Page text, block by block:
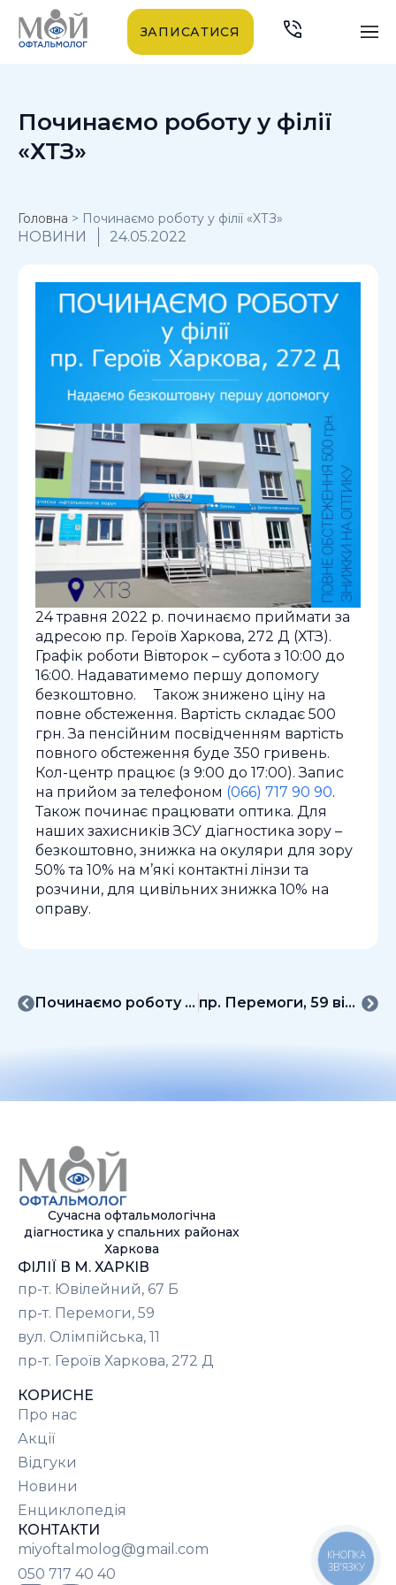
ЗАПИСАТИСЯ
Починаємо роботу у філії
«ХТЗ»
Головна > Починаємо роботу у філії «ХТЗ»
НОВИНИ 24.05.2022
24 травня 2022 р. починаємо приймати за
адресою пр. Героїв Харкова, 272 Д (ХТЗ). ⠀
Графік роботи Вівторок – субота з 10:00 до
16:00. Надаватимемо першу допомогу
безкоштовно. ⠀ Також знижено ціну на
повне обстеження. Вартість складає 500
грн. За пенсійним посвідченням вартість
повного обстеження буде 350 гривень.
Кол-центр працює (з 9:00 до 17:00). Запис
на прийом за телефоном (066) 717 90 90. ⠀
Також починає працювати оптика. Для
наших захисників ЗСУ діагностика зору –
безкоштовно, знижка на окуляри для зору
50% та 10% на м’які контактні лінзи та
розчини, для цивільних знижка 10% на
оправу.
Починаємо роботу у філії «Нові будинки» пр. Перемоги, 59 відкриття нової філії МЦ “Мій офтальмолог”
Сучасна офтальмологічна
діагностика у спальних районах
Харкова
ФІЛІЇ В М. ХАРКІВ
пр-т. Ювілейний, 67 Б
пр-т. Перемоги, 59
вул. Олімпійська, 11
пр-т. Героїв Харкова, 272 Д
КОРИСНЕ
Про нас
Акції
Відгуки
Новини
Енциклопедія
КОНТАКТИ
miyoftalmolog@gmail.com
050 717 40 40
КНОПКА
ЗВ'ЯЗКУ